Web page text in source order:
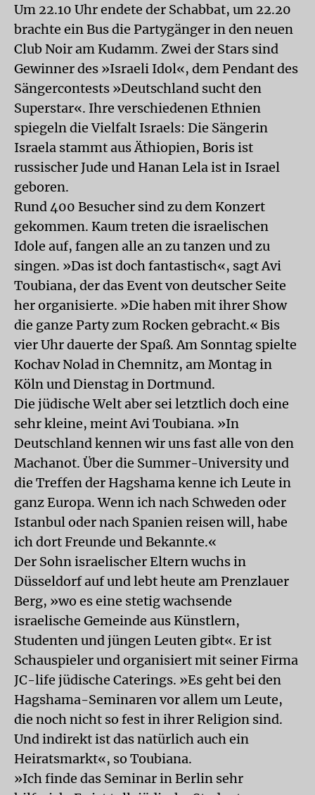
Um 22.10 Uhr endete der Schabbat, um 22.20
brachte ein Bus die Partygänger in den neuen
Club Noir am Kudamm. Zwei der Stars sind
Gewinner des »Israeli Idol«, dem Pendant des
Sängercontests »Deutschland sucht den
Superstar«. Ihre verschiedenen Ethnien
spiegeln die Vielfalt Israels: Die Sängerin
Israela stammt aus Äthiopien, Boris ist
russischer Jude und Hanan Lela ist in Israel
geboren.
Rund 400 Besucher sind zu dem Konzert
gekommen. Kaum treten die israelischen
Idole auf, fangen alle an zu tanzen und zu
singen. »Das ist doch fantastisch«, sagt Avi
Toubiana, der das Event von deutscher Seite
her organisierte. »Die haben mit ihrer Show
die ganze Party zum Rocken gebracht.« Bis
vier Uhr dauerte der Spaß. Am Sonntag spielte
Kochav Nolad in Chemnitz, am Montag in
Köln und Dienstag in Dortmund.
Die jüdische Welt aber sei letztlich doch eine
sehr kleine, meint Avi Toubiana. »In
Deutschland kennen wir uns fast alle von den
Machanot. Über die Summer-University und
die Treffen der Hagshama kenne ich Leute in
ganz Europa. Wenn ich nach Schweden oder
Istanbul oder nach Spanien reisen will, habe
ich dort Freunde und Bekannte.«
Der Sohn israelischer Eltern wuchs in
Düsseldorf auf und lebt heute am Prenzlauer
Berg, »wo es eine stetig wachsende
israelische Gemeinde aus Künstlern,
Studenten und jüngen Leuten gibt«. Er ist
Schauspieler und organisiert mit seiner Firma
JC-life jüdische Caterings. »Es geht bei den
Hagshama-Seminaren vor allem um Leute,
die noch nicht so fest in ihrer Religion sind.
Und indirekt ist das natürlich auch ein
Heiratsmarkt«, so Toubiana.
»Ich finde das Seminar in Berlin sehr